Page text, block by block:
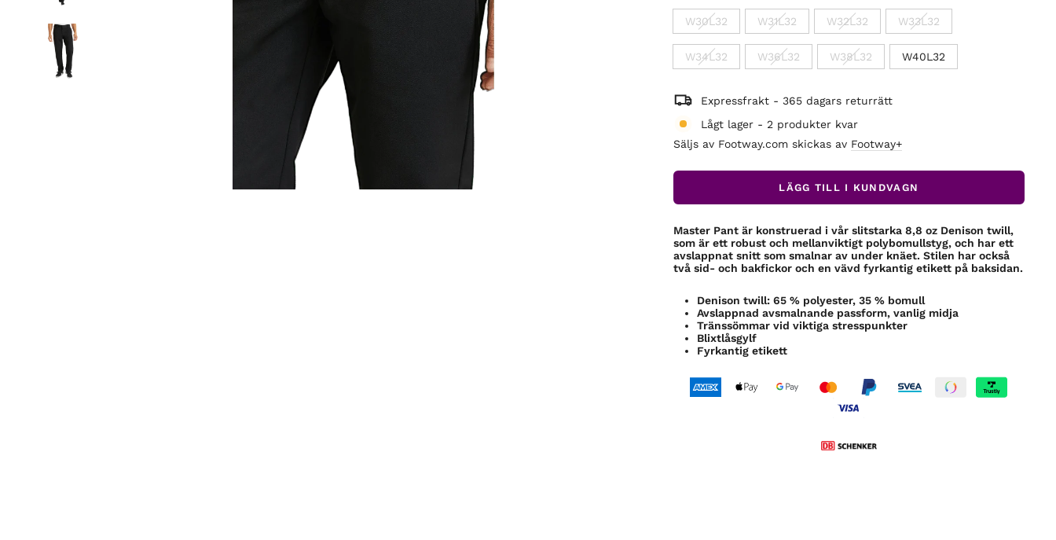
W30L32 W31L32 W32L32 W33L32
W34L32 W36L32 W38L32 W40L32
Expressfrakt - 365 dagars returrätt
Lågt lager - 2 produkter kvar
Säljs av Footway.com skickas av Footway+
LÄGG TILL I KUNDVAGN
Master Pant är konstruerad i vår slitstarka 8,8 oz Denison twill,
som är ett robust och mellanviktigt polybomullstyg, och har ett
avslappnat snitt som smalnar av under knäet. Stilen har också
två sid- och bakfickor och en vävd fyrkantig etikett på baksidan.
Denison twill: 65 % polyester, 35 % bomull
Avslappnad avsmalnande passform, vanlig midja
Tränssömmar vid viktiga stresspunkter
Blixtlåsgylf
Fyrkantig etikett